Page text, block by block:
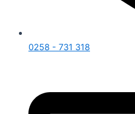
0258 - 731 318